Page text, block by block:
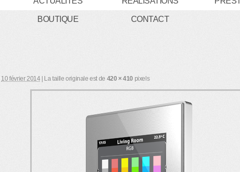
BOUTIQUE CONTACT
10 février 2014 La taille originale est de 420 × 410 pixels